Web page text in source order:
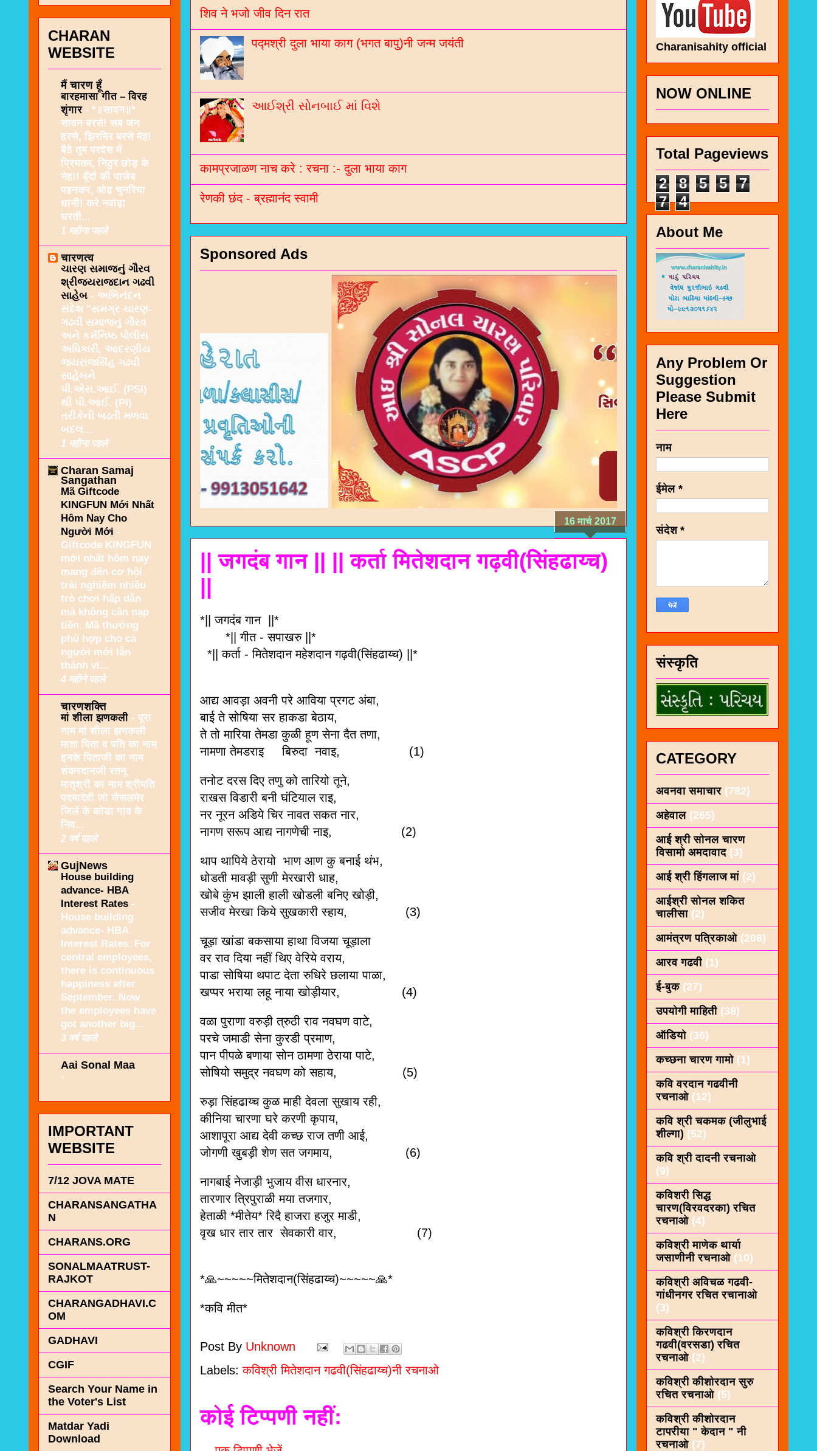
शिव ने भजो जीव दिन रात
पद्मश्री दुला भाया काग (भगत बापु)नी जन्म जयंती
આઈશ્રી સોનબાઈ માં વિશે
कामप्रजाळण नाच करे : रचना :- दुला भाया काग
रेणकी छंद - ब्रह्मानंद स्वामी
Sponsored Ads
16 मार्च 2017
|| जगदंब गान || || कर्ता मितेशदान गढ़वी(सिंहढाय्च)
||
*|| जगदंब गान ||*
*|| गीत - सपाखरु ||*
*|| कर्ता - मितेशदान महेशदान गढ़वी(सिंहढाय्च) ||*
आद्य आवड़ा अवनी परे आविया प्रगट अंबा,
बाई ते सोषिया सर हाकडा बेठाय,
ते तो मारिया तेमडा कुळी हूण सेना दैत तणा,
नामणा तेमडराइ बिरुदा नवाइ, (1)
तनोट दरस दिए तणु को तारियो तूने,
राखस विडारी बनी घंटियाल राइ,
नर नूरन अडिये चिर नावत सकत नार,
नागण सरूप आद्य नागणेची नाइ, (2)
थाप थापिये ठेरायो भाण आण कु बनाई थंभ,
धोडती मावड़ी सुणी मेरखारी धाह,
खोबे कुंभ झाली हाली खोडली बनिए खोड़ी,
सजीव मेरखा किये सुखकारी स्हाय, (3)
चूड़ा खांडा बकसाया हाथा विजया चूड़ाला
वर राव दिया नहीं थिए वेरिये वराय,
पाडा सोषिया थपाट देता रुधिरे छलाया पाळा,
खप्पर भराया लहू नाया खोड़ीयार, (4)
वळा पुराणा वरुड़ी त्रुठी राव नवघण वाटे,
परचे जमाडी सेना कुरडी प्रमाण,
पान पीपळे बणाया सोन ठामणा ठेराया पाटे,
सोषियो समुद्र नवघण को सहाय, (5)
रुड़ा सिंहढाय्च कुळ माही देवला सुखाय रही,
कीनिया चारणा घरे करणी कृपाय,
आशापूरा आद्य देवी कच्छ राज तणी आई,
जोगणी खुबड़ी शेण सत जगमाय, (6)
नागबाई नेजाड़ी भुजाय वीस धारनार,
तारणार त्रिपुराळी मया तजगार,
हेताळी *मीतेय* रिदै हाजरा हजुर माडी,
वृख धार तार तार सेवकारी वार, (7)
*🙏~~~~~मितेशदान(सिंहढाय्च)~~~~~🙏*
*कवि मीत*
Post By Unknown
Labels:कविश्री मितेशदान गढवी(सिंहढाय्च)नी रचनाओ
कोई टिप्पणी नहीं:
CHARAN
WEBSITE
मैं चारण हूँ
बारहमासा गीत – विरह
शृंगार - *॥सावन॥*
सावन बरसे! सब जन
हरसे, झिरमिर बरसे मेह!
बैठे तुम परदेस में
प्रियतम, निठुर छोड़ के
नेह!! बूँदों की पाजेब
पहनकर, ओढ़ चुनरिया
धानी! करे नवोढ़ा
धरती...
1 महीना पहले
चारणत्व
ચારણ સમાજનું ગૌરવ
શ્રીજયરાજદાન ગઢવી
સાહેબ - અભિનંદન
સંદેશ "સમગ્ર ચારણ-
ગઢવી સમાજનું ગૌરવ
અને કર્મનિષ્ઠ પોલીસ
અધિકારી, આદરણીય
જયરાજસિંહ ગઢવી
સાહેબને
પી.એસ.આઈ. (PSI)
થી પી.આઈ. (PI)
તરીકેની બઢતી મળવા
બદલ...
1 महीना पहले
Charan Samaj
Sangathan
Mã Giftcode
KINGFUN Mới Nhất
Hôm Nay Cho
Người Mới -
Giftcode KINGFUN
mới nhất hôm nay
mang đến cơ hội
trải nghiệm nhiều
trò chơi hấp dẫn
mà không cần nạp
tiền. Mã thưởng
phù hợp cho cả
người mới lẫn
thành vi...
4 महीने पहले
चारणशक्ति
मां शीला झणकली - पूरा
नाम मां शीला झणकली
माता पिता व पति का नाम
इनके पिताजी का नाम
शंकरदानजी रतनू
मातृश्री का नाम श्रीमति
पदमादेवी जो जैसलमेर
जिलें के कोडा गांव के
निव...
2 वर्ष पहले
GujNews
House building
advance- HBA
Interest Rates -
House building
advance- HBA
Interest Rates. For
central employees,
there is continuous
happiness after
September. Now
the employees have
got another big...
3 वर्ष पहले
Aai Sonal Maa
-
IMPORTANT
WEBSITE
7/12 JOVA MATE
CHARANSANGATHA
N
CHARANS.ORG
SONALMAATRUST-
RAJKOT
CHARANGADHAVI.C
OM
GADHAVI
CGIF
Search Your Name in
the Voter's List
Matdar Yadi
Download
Charanisahity official
NOW ONLINE
Total Pageviews
2
8 5 5
7
7
4
About Me
Any Problem Or
Suggestion
Please Submit
Here
नाम
ईमेल *
संदेश *
संस्कृति
CATEGORY
अवनवा समाचार (782)
अहेवाल (265)
आई श्री सोनल चारण
विसामो अमदावाद (3)
आई श्री हिंगलाज मां (2)
आईश्री सोनल शकित
चालीसा (2)
आमंत्रण पत्रिकाओ (208)
आरव गढवी (1)
ई-बुक (27)
उपयोगी माहिती (38)
ऑडियो (36)
कच्छना चारण गामो (1)
कवि वरदान गढवीनी
रचनाओ (12)
कवि श्री चकमक (जीलुभाई
शील्गा) (52)
कवि श्री दादनी रचनाओ
(9)
कविशरी सिद्ध
चारण(विरवदरका) रचित
रचनाओ (4)
कविश्री माणेक थार्या
जसाणीनी रचनाओ (10)
कविश्री अविचळ गढवी-
गांधीनगर रचित रचानाओ
(3)
कविश्री किरणदान
गढवी(वरसडा) रचित
रचनाओ (2)
कविश्री कीशाेरदान सुरु
रचित रचनाओ (5)
कविश्री कीशोरदान
टापरीया " केदान " नी
रचनाओ (7)